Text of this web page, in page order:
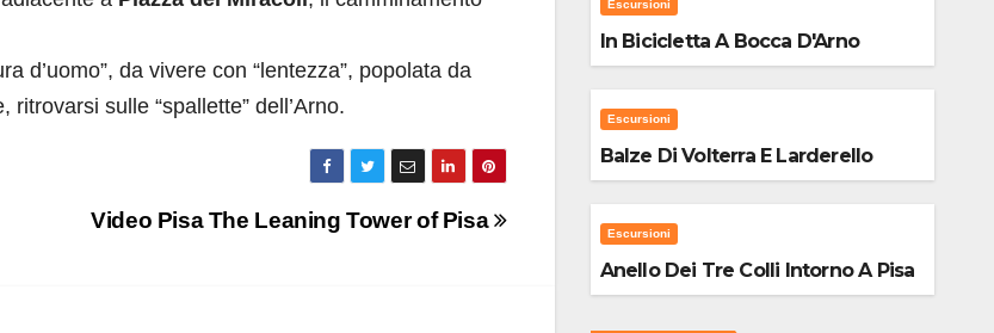
d’uomo”, da vivere con “lentezza”, popolata da
sulle “spallette” dell’Arno.
Video Pisa The Leaning Tower of Pisa
Escursioni
In Bicicletta A Bocca D'Arno
Escursioni
Balze Di Volterra E Larderello
Escursioni
Anello Dei Tre Colli Intorno A Pisa